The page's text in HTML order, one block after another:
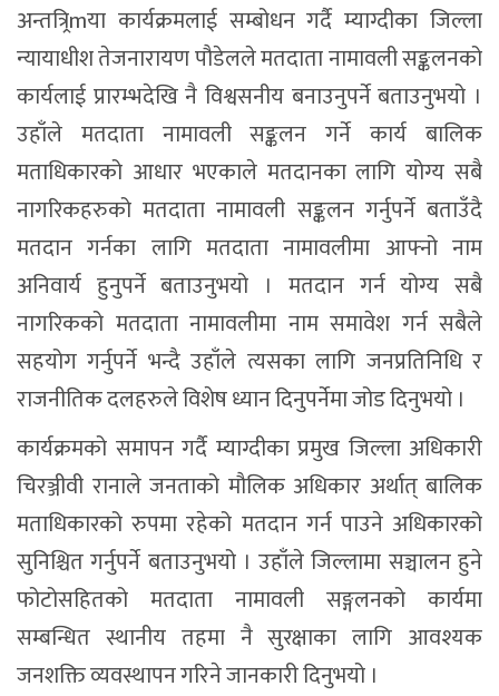
अन्तत्र्रिmया कार्यक्रमलाई सम्बोधन गर्दै म्याग्दीका जिल्ला
न्यायाधीश तेजनारायण पौडेलले मतदाता नामावली सङ्कलनको
कार्यलाई प्रारम्भदेखि नै विश्वसनीय बनाउनुपर्ने बताउनुभयो ।
उहाँले मतदाता नामावली सङ्कलन गर्ने कार्य बालिक
मताधिकारको आधार भएकाले मतदानका लागि योग्य सबै
नागरिकहरुको मतदाता नामावली सङ्कलन गर्नुपर्ने बताउँदै
मतदान गर्नका लागि मतदाता नामावलीमा आफ्नो नाम
अनिवार्य हुनुपर्ने बताउनुभयो । मतदान गर्न योग्य सबै
नागरिकको मतदाता नामावलीमा नाम समावेश गर्न सबैले
सहयोग गर्नुपर्ने भन्दै उहाँले त्यसका लागि जनप्रतिनिधि र
राजनीतिक दलहरुले विशेष ध्यान दिनुपर्नेमा जोड दिनुभयो ।
कार्यक्रमको समापन गर्दै म्याग्दीका प्रमुख जिल्ला अधिकारी
चिरञ्जीवी रानाले जनताको मौलिक अधिकार अर्थात् बालिक
मताधिकारको रुपमा रहेको मतदान गर्न पाउने अधिकारको
सुनिश्चित गर्नुपर्ने बताउनुभयो । उहाँले जिल्लामा सञ्चालन हुने
फोटोसहितको मतदाता नामावली सङ्गलनको कार्यमा
सम्बन्धित स्थानीय तहमा नै सुरक्षाका लागि आवश्यक
जनशक्ति व्यवस्थापन गरिने जानकारी दिनुभयो ।